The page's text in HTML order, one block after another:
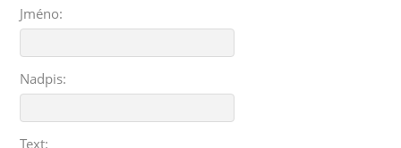
Jméno:
Nadpis:
Text: